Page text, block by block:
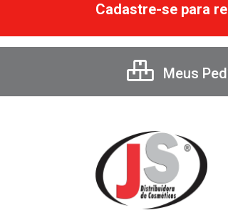
Cadastre-se para
Meus